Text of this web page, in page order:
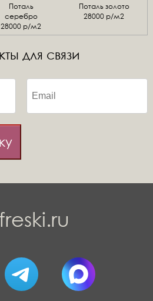
Поталь
серебро
28000 р/м2
Поталь золото
28000 р/м2
для связи